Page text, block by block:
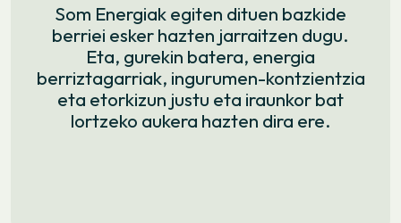
Som Energiak egiten dituen bazkide
berriei esker hazten jarraitzen dugu.
Eta, gurekin batera, energia
berriztagarriak, ingurumen-kontzientzia
eta etorkizun justu eta iraunkor bat
lortzeko aukera hazten dira ere.